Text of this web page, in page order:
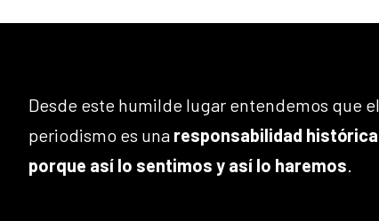
Desde este humilde lugar entendemos que el
periodismo es una responsabilidad histórica
porque así lo sentimos y así lo haremos